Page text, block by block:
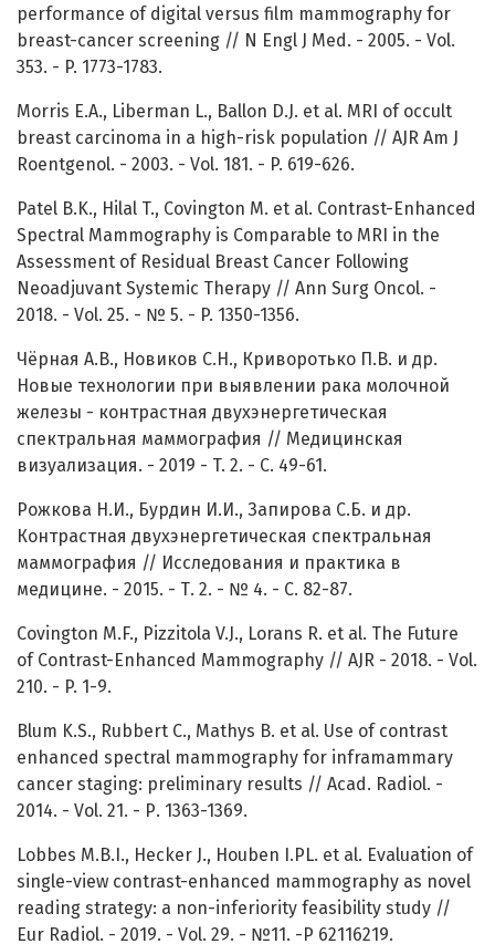
performance of digital versus film mammography for
breast-cancer screening // N Engl J Med. - 2005. - Vol.
353. - P. 1773-1783.
Morris E.A., Liberman L., Ballon D.J. et al. MRI of occult
breast carcinoma in a high-risk population // AJR Am J
Roentgenol. - 2003. - Vol. 181. - P. 619-626.
Patel B.K., Hilal T., Covington M. et al. Contrast-Enhanced
Spectral Mammography is Comparable to MRI in the
Assessment of Residual Breast Cancer Following
Neoadjuvant Systemic Therapy // Ann Surg Oncol. -
2018. - Vol. 25. - № 5. - P. 1350-1356.
Чёрная А.В., Новиков С.Н., Криворотько П.В. и др.
Новые технологии при выявлении рака молочной
железы - контрастная двухэнергетическая
спектральная маммография // Медицинская
визуализация. - 2019 - T. 2. - C. 49-61.
Рожкова Н.И., Бурдин И.И., Запирова С.Б. и др.
Контрастная двухэнергетическая спектральная
маммография // Исследования и практика в
медицине. - 2015. - Т. 2. - № 4. - С. 82-87.
Covington M.F., Pizzitola V.J., Lorans R. et al. The Future
of Contrast-Enhanced Mammography // AJR - 2018. - Vol.
210. - P. 1-9.
Blum K.S., Rubbert C., Mathys B. et al. Use of contrast
enhanced spectral mammography for inframammary
cancer staging: preliminary results // Acad. Radiol. -
2014. - Vol. 21. - Р. 1363-1369.
Lobbes M.B.I., Hecker J., Houben I.PL. et al. Evaluation of
single-view contrast-enhanced mammography as novel
reading strategy: a non-inferiority feasibility study //
Eur Radiol. - 2019. - Vol. 29. - №11. -P 62116219.